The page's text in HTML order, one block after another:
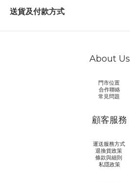
送貨及付款方式
About Us
門市位置
合作聯絡
常見問題
顧客服務
運送服務方式
退換貨政策
條款與細則
私隱政策